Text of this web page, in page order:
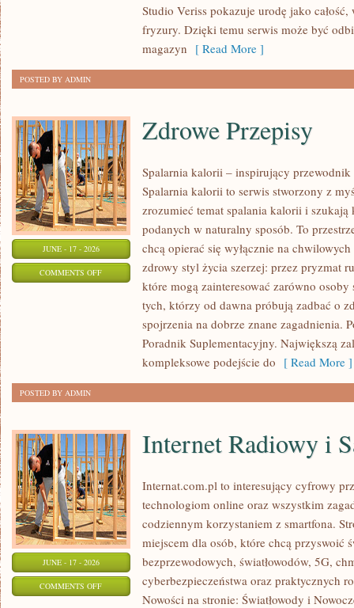
WIZAŻYSTÓWStudio Veriss pokazuje urodę jako
fryzury. Dzięki temu serwis może być
magazyn [ Read More ]
POSTED BY ADMIN
JUNE - 17 - 2026
COMMENTS OFFON
Zdrowe Przepisy
Spalarnia kalorii – inspirujący
Spalarnia kalorii to serwis stworzony z
zrozumieć temat spalania kalorii i
podanych w naturalny sposób. To
chcą opierać się wyłącznie na
zdrowy styl życia szerzej: przez pryzmat
które mogą zainteresować zarówno
tych, którzy od dawna próbują zadbać o
spojrzenia na dobrze znane zagadnienia.
Poradnik Suplementacyjny. Największą
kompleksowe podejście do [ Read More ]
POSTED BY ADMIN
JUNE - 17 - 2026
COMMENTS OFFON
Internet Radiowy i
Internat.com.pl to interesujący cyfrowy
technologiom online oraz wszystkim
codziennym korzystaniem z smartfona.
miejscem dla osób, które chcą przyswoić
bezprzewodowych, światłowodów, 5G,
cyberbezpieczeństwa oraz praktycznych
Nowości na stronie: Światłowody i